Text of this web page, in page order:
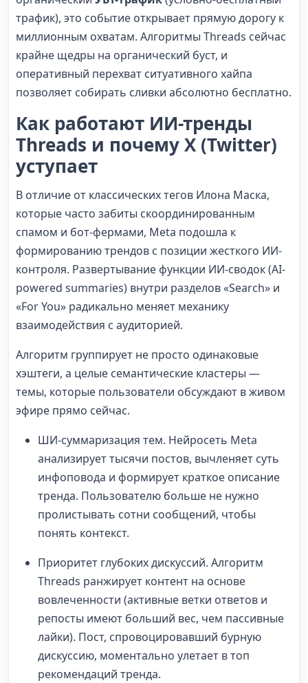
трафик), это событие открывает прямую дорогу к
миллионным охватам. Алгоритмы Threads сейчас
крайне щедры на органический буст, и
оперативный перехват ситуативного хайпа
позволяет собирать сливки абсолютно бесплатно.
Как работают ИИ-тренды
Threads и почему X (Twitter)
уступает
В отличие от классических тегов Илона Маска,
которые часто забиты скоординированным
спамом и бот-фермами, Meta подошла к
формированию трендов с позиции жесткого ИИ-
контроля. Развертывание функции ИИ-сводок (AI-
powered summaries) внутри разделов «Search» и
«For You» радикально меняет механику
взаимодействия с аудиторией.
Алгоритм группирует не просто одинаковые
хэштеги, а целые семантические кластеры —
темы, которые пользователи обсуждают в живом
эфире прямо сейчас.
ШИ-суммаризация тем. Нейросеть Meta
анализирует тысячи постов, вычленяет суть
инфоповода и формирует краткое описание
тренда. Пользователю больше не нужно
пролистывать сотни сообщений, чтобы
понять контекст.
Приоритет глубоких дискуссий. Алгоритм
Threads ранжирует контент на основе
вовлеченности (активные ветки ответов и
репосты имеют больший вес, чем пассивные
лайки). Пост, спровоцировавший бурную
дискуссию, моментально улетает в топ
рекомендаций тренда.